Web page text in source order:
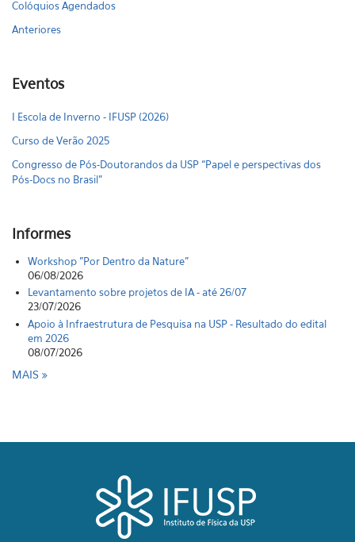
Colóquios Agendados
Anteriores
Eventos
I Escola de Inverno - IFUSP (2026)
Curso de Verão 2025
Congresso de Pós-Doutorandos da USP “Papel e perspectivas dos
Pós-Docs no Brasil"
Informes
Workshop "Por Dentro da Nature"
06/08/2026
Levantamento sobre projetos de IA - até 26/07
23/07/2026
Apoio à Infraestrutura de Pesquisa na USP - Resultado do edital
em 2026
08/07/2026
MAIS